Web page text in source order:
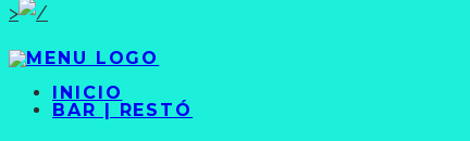
>
INICIO
BAR | RESTÓ